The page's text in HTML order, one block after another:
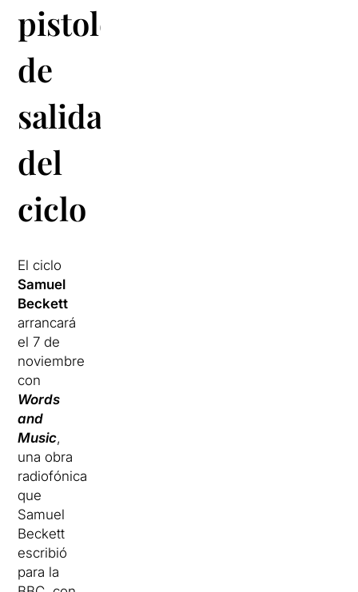
pistoletazo
de
salida
del
ciclo
El ciclo
Samuel
Beckett
arrancará
el 7 de
noviembre
con
Words
and
Music,
una obra
radiofónica
que
Samuel
Beckett
escribió
para la